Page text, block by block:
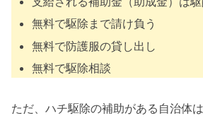
無料で駆除まで請け負う
無料で防護服の貸し出し
無料で駆除相談
ただ、ハチ駆除の補助がある自治体